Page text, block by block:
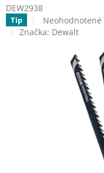
DEW2938
Tip
Priemerné
hodnotenie
hviezdičiek.
Neohodnotené
Značka: Dewalt